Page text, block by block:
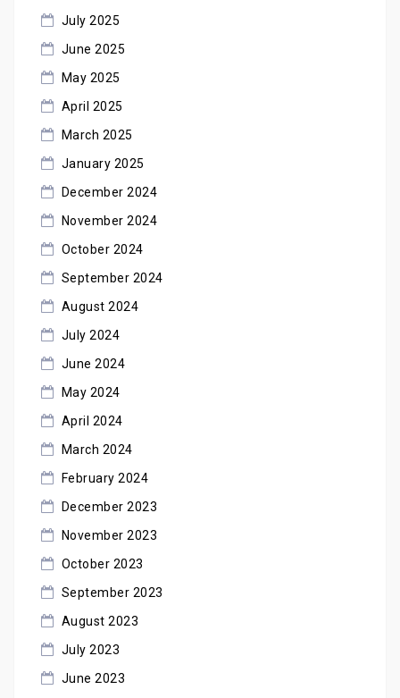
July 2025
June 2025
May 2025
April 2025
March 2025
January 2025
December 2024
November 2024
October 2024
September 2024
August 2024
July 2024
June 2024
May 2024
April 2024
March 2024
February 2024
December 2023
November 2023
October 2023
September 2023
August 2023
July 2023
June 2023